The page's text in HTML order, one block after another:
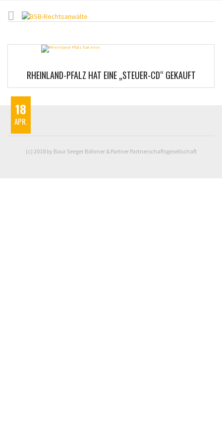
18
APR.
RHEINLAND-PFALZ HAT EINE „STEUER-CD“ GEKAUFT
(c) 2018 by Baur Seeger Böhmer & Partner Partnerschaftsgesellschaft